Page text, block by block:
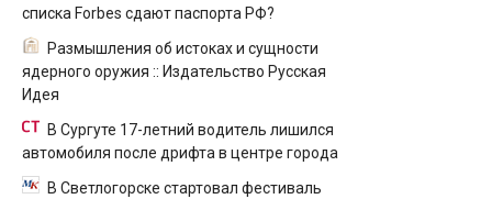
списка Forbes сдают паспорта РФ?
Размышления об истоках и сущности
ядерного оружия :: Издательство Русская
Идея
В Сургуте 17-летний водитель лишился
автомобиля после дрифта в центре города
В Светлогорске стартовал фестиваль